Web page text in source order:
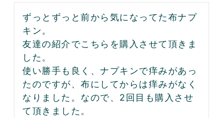
ずっとずっと前から気になってた布ナプ
キン。
友達の紹介でこちらを購入させて頂きま
した。
使い勝手も良く、ナプキンで痒みがあっ
たのですが、布にしてからは痒みがなく
なりました。なので、2回目も購入させ
て頂きました。